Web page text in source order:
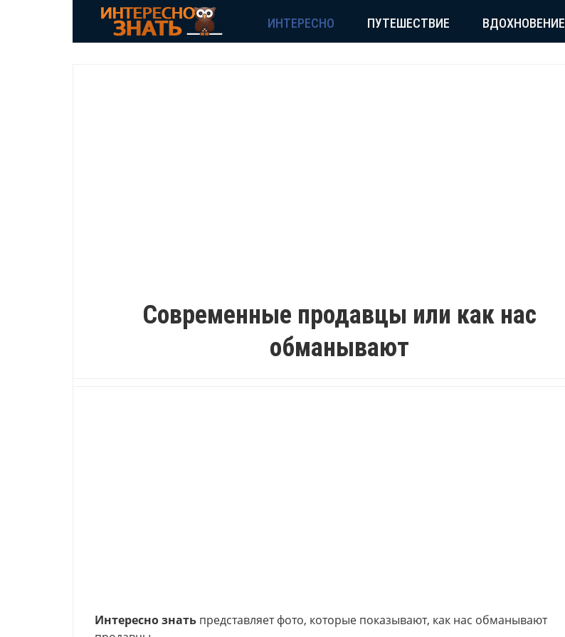
ИНТЕРЕСНО ПУТЕШЕСТВИЕ ВДОХНОВЕНИЕ
Современные продавцы или как нас
обманывают
Интересно знать представляет фото, которые показывают, как нас обманывают